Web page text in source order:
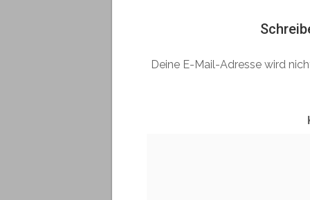
Deine E-Mail-Adresse wird